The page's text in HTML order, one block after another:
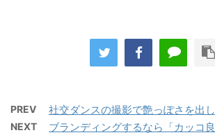
PREV 社交ダンスの撮影で艶っぽさを出し
NEXT ブランディングするなら「カッコ